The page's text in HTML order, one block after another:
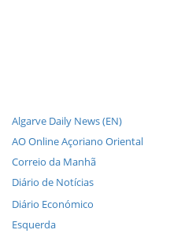
Algarve Daily News (EN)
AO Online Açoriano Oriental
Correio da Manhã
Diário de Notícias
Diário Económico
Esquerda